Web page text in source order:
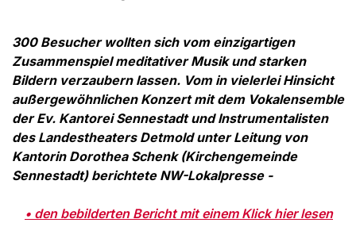
300 Besucher wollten sich vom einzigartigen
Zusammenspiel meditativer Musik und starken
Bildern verzaubern lassen. Vom in vielerlei Hinsicht
außergewöhnlichen Konzert mit dem Vokalensemble
der Ev. Kantorei Sennestadt und Instrumentalisten
des Landestheaters Detmold unter Leitung von
Kantorin Dorothea Schenk (Kirchengemeinde
Sennestadt) berichtete NW-Lokalpresse -
• den bebilderten Bericht mit einem Klick hier lesen